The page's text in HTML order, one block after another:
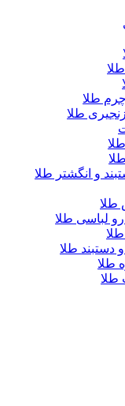
طلا
طلا
و انگشتر طلا
طلا
رو لباسی طلا
طلا
و دستبند طلا
طلا
طلا